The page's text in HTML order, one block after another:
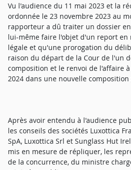
Vu l'audience du 11 mai 2023 et la
ordonnée le 23 novembre 2023 au
rapporteur a dû traiter un dossier
lui-même faire l'objet d'un report
légale et qu'une prorogation du
raison du départ de la Cour de l'un
composition et le renvoi de l'affaire
2024 dans une nouvelle composition
Après avoir entendu à l'audience
les conseils des sociétés Luxottica
SpA, Luxottica Srl et Sunglass Hut
mis en mesure de répliquer, les
de la concurrence, du ministre